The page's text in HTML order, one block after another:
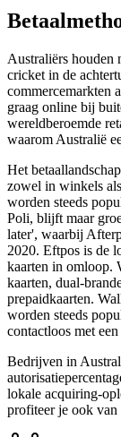
Australiërs houden
cricket in de
commercemarkten
graag online bij
wereldberoemde
waarom Australië
Het
zowel in winkels
worden steeds
Poli, blijft maar
later', waarbij
2020. Eftpos is de
kaarten in omloop.
kaarten, dual-
prepaidkaarten.
worden steeds
contactloos met
Bedrijven in
lokale acquiring-
profiteer je ook van